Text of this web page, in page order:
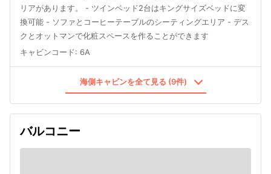
リアがあります。 - ツインベッド2台はキングサイズベッドに変
換可能 - ソファとコーヒーテーブルのシーティングエリア - デス
クとオットマンで化粧スペースを作ることができます
キャビンコード: 6A
海側キャビンを全て見る (9件)
バルコニー